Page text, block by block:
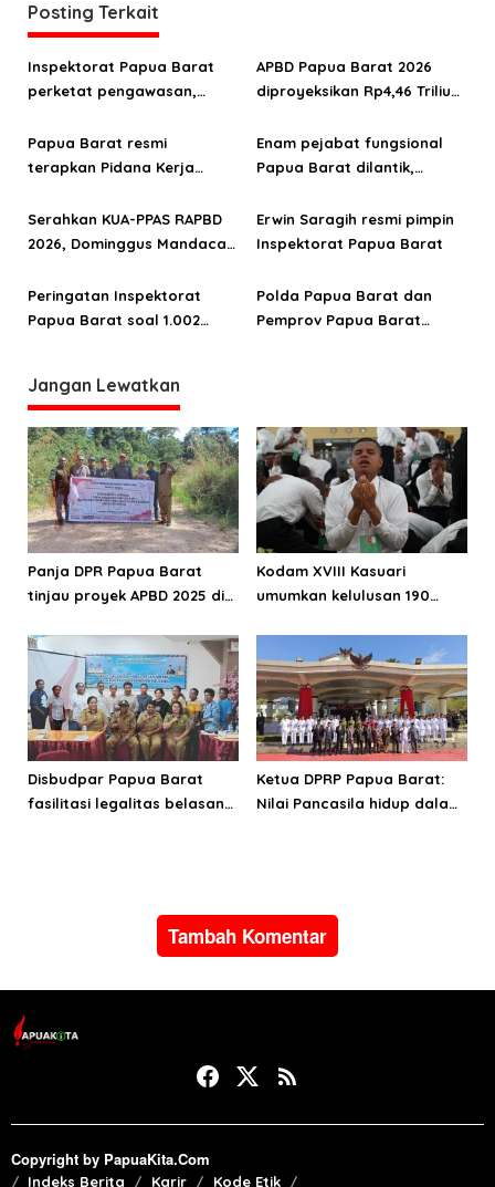
s
i
p
s
Posting Terkait
Inspektorat Papua Barat
perketat pengawasan,
APBD Papua Barat 2026
diproyeksikan Rp4,46 Triliun,
Rakyat
Papua Barat resmi
terapkan Pidana Kerja
penegakan hukum humanis
di era KUHP Nasional
Enam pejabat fungsional
Papua Barat dilantik,
integritas dan pengawasan
berkualitas
Serahkan KUA-PPAS RAPBD
2026, Dominggus Mandacan:
Erwin Saragih resmi pimpin
Inspektorat Papua Barat
Peringatan Inspektorat
Papua Barat soal 1.002
Polda Papua Barat dan
Pemprov Papua Barat
Jangan Lewatkan
Panja DPR Papua Barat
tinjau proyek APBD 2025 di
Bintuni
Kodam XVIII Kasuari
umumkan kelulusan 190
Disbudpar Papua Barat
fasilitasi legalitas belasan
Ketua DPRP Papua Barat:
Nilai Pancasila hidup dalam
Tambah Komentar
Copyright by PapuaKita.Com
Indeks Berita Karir Kode Etik